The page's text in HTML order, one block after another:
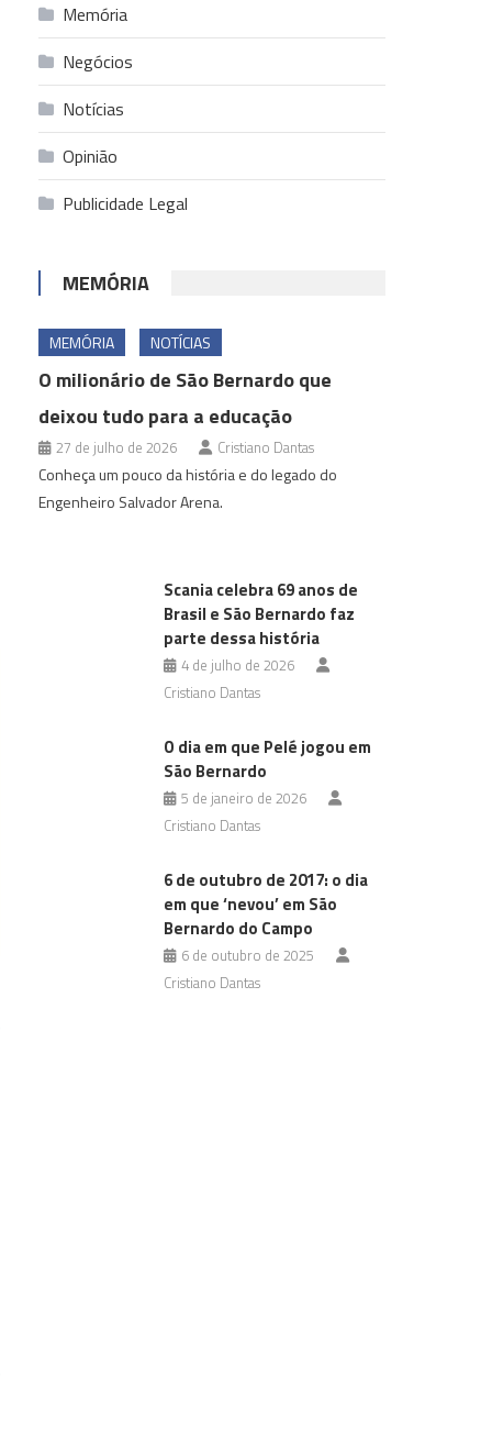
Memória
Negócios
Notícias
Opinião
Publicidade Legal
MEMÓRIA
MEMÓRIA NOTÍCIAS
O milionário de São Bernardo que
deixou tudo para a educação
27 de julho de 2026 Cristiano Dantas
Conheça um pouco da história e do legado do
Engenheiro Salvador Arena.
Scania celebra 69 anos de
Brasil e São Bernardo faz
parte dessa história
4 de julho de 2026
Cristiano Dantas
O dia em que Pelé jogou em
São Bernardo
5 de janeiro de 2026
Cristiano Dantas
6 de outubro de 2017: o dia
em que ‘nevou’ em São
Bernardo do Campo
6 de outubro de 2025
Cristiano Dantas